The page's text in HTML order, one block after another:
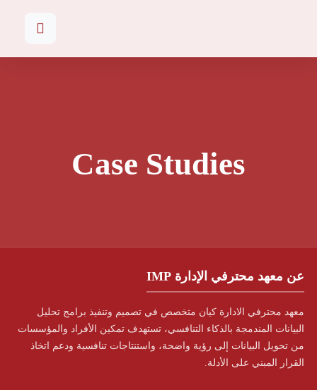
Case Studies
عن معهد محترفي الإدارة IMP
معهد محترفي الادارة كيان متخصص في تصميم وتنفيذ برامج تحليل
البيانات المندمجة بالذكاء التنافسي، تستهدف تمكين الأفراد والمؤسسات
من تحويل البيانات إلى رؤية واضحة، واستنتاجات تنافسية ودعم اتخاذ
القرار المبني على الأدلة.